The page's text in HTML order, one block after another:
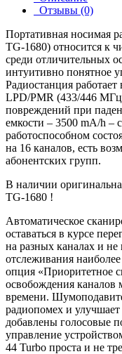
Отзывы (0)
Портативная носимая
TG-1680) относится к
среди отличительных
интуитивно понятное
Радиостанция
LPD/PMR (433/446
повреждений при
емкости – 3500 mA/h –
работоспособном
на 16 каналов, есть
абонентских групп.
В наличии
TG-1680 !
Автоматическое
оставаться в курсе
на разных каналах и
отслеживания
опция «Приоритетное
освобождения каналов
времени.
радиопомех и
добавлены голосовые
управление
44 Turbo проста и не